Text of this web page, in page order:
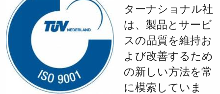
ターナショナル社
は、製品とサービ
スの品質を維持お
よび改善するため
の新しい方法を常
に模索していま